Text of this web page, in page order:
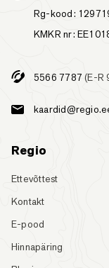
Rg-kood:
KMKR nr:
5566 7787 (E-R
Regio
Ettevõttest
Kontakt
E-pood
Hinnapäring